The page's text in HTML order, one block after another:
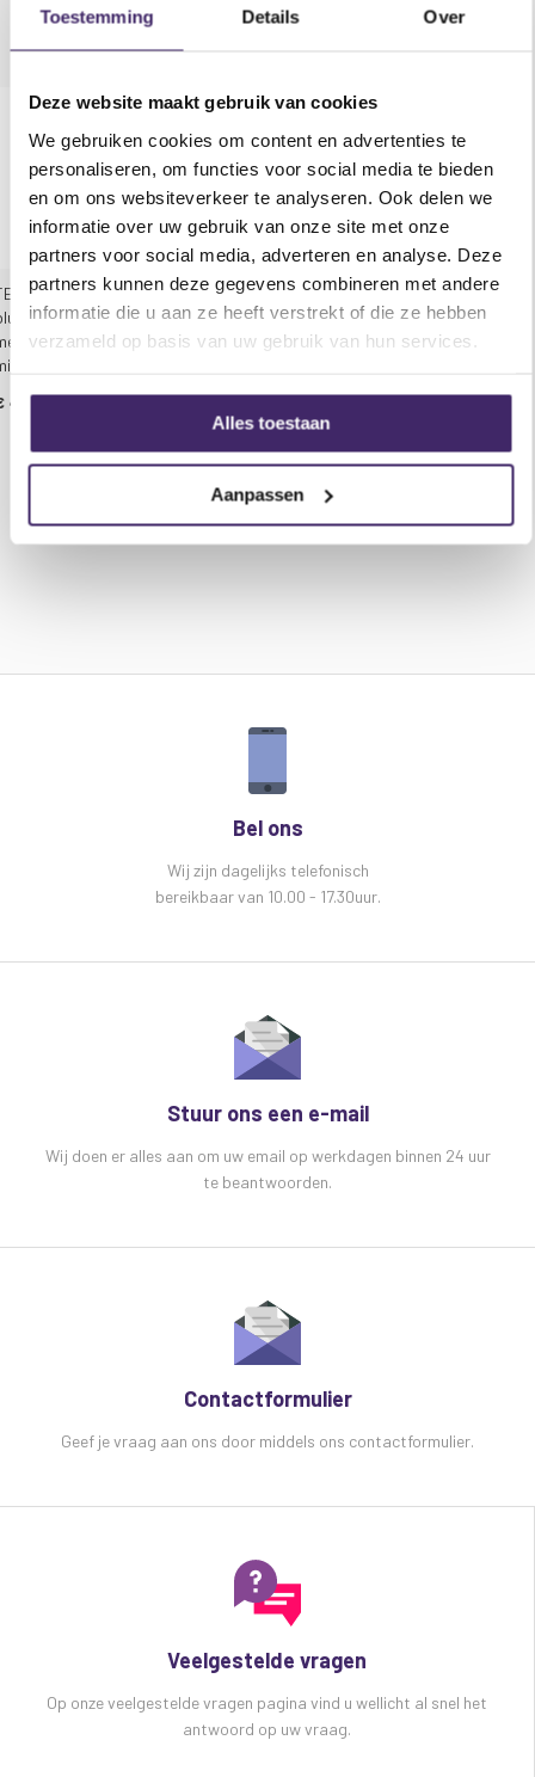
Toestemming Details Over
Deze website maakt gebruik van cookies
We gebruiken cookies om content en advertenties te
personaliseren, om functies voor social media te bieden
en om ons websiteverkeer te analyseren. Ook delen we
informatie over uw gebruik van onze site met onze
partners voor social media, adverteren en analyse. Deze
partners kunnen deze gegevens combineren met andere
informatie die u aan ze heeft verstrekt of die ze hebben
verzameld op basis van uw gebruik van hun services.
Alles toestaan
Aanpassen
geluid
Microfoon ingang via 6,35 mm aansluiting
Ingebouwde 1200mAh batterij
2-in-1 USB-C lader & audiokabel inbegrepen
Specifcaties Party TEEN-VIBE Draagbare
bluetooth luidspreker met LED verlichting:
Ingangsspanning: 5V 1A via USB-C
Afmetingen: 160 x 160 x 385mm
Uitgangsvermogen: 80W
FM-frequentieband: 87.5 – 108MHz
Looptijd op batterij: 4-6h
Maximaal RF-zendvermogen: 1.82dBm
iets voor u zijn!
VIBE Draagbare
luidspreker
LED verlichting met
42,89€ 53,98
Bel ons
Wij zijn dagelijks telefonisch
bereikbaar van 10.00 - 17.30uur.
Stuur ons een e-mail
Wij doen er alles aan om uw email op werkdagen binnen 24 uur
te beantwoorden.
Contactformulier
Geef je vraag aan ons door middels ons contactformulier.
Veelgestelde vragen
Op onze veelgestelde vragen pagina vind u wellicht al snel het
antwoord op uw vraag.